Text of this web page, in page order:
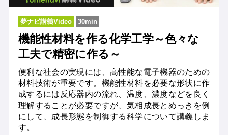
夢ナビ講義Video 30min
機能性材料を作る化学工学～色々な
工夫で精密に作る～
便利な社会の実現には、高性能な電子機器のための
材料技術が重要です。機能性材料を必要な形状に作
成するには反応器内の流れ、温度、濃度などを良く
理解することが必要ですが、気相成長とめっきを例
にして、成長形態を制御する科学について講義しま
す。